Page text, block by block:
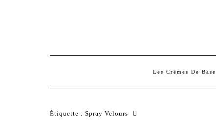
Les Crèmes De Base
Étiquette : Spray Velours